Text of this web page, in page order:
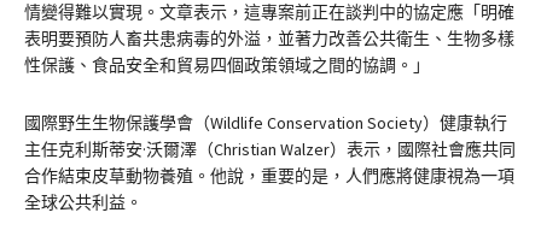
情變得難以實現。文章表示，這專案前正在談判中的協定應「明確
表明要預防人畜共患病毒的外溢，並著力改善公共衛生、生物多樣
性保護、食品安全和貿易四個政策領域之間的協調。」
國際野生生物保護學會（Wildlife Conservation Society）健康執行
主任克利斯蒂安·沃爾澤（Christian Walzer）表示，國際社會應共同
合作結束皮草動物養殖。他說，重要的是，人們應將健康視為一項
全球公共利益。